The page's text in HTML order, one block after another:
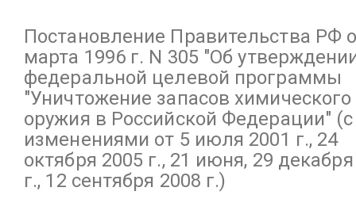
Постановление Правительства РФ
марта 1996 г. N 305 "Об
федеральной целевой программы
"Уничтожение запасов химического
оружия в Российской Федерации" (с
изменениями от 5 июля 2001 г., 24
октября 2005 г., 21 июня, 29
г., 12 сентября 2008 г.)